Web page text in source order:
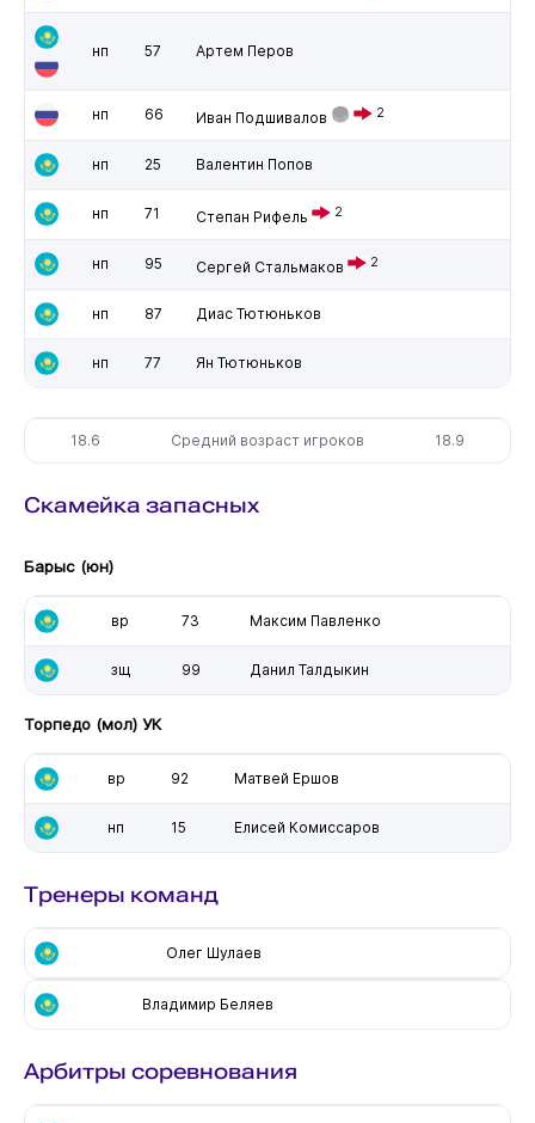
нп 57 Артем Перов
нп 66 Иван Подшивалов 2
нп 25 Валентин Попов
нп 71 Степан Рифель 2
нп 95 Сергей Стальмаков 2
нп 87 Диас Тютюньков
нп 77 Ян Тютюньков
18.6 Средний возраст игроков 18.9
Скамейка запасных
Барыс (юн)
вр 73 Максим Павленко
зщ 99 Данил Талдыкин
Торпедо (мол) УК
вр 92 Матвей Ершов
нп 15 Елисей Комиссаров
Тренеры команд
Олег Шулаев
Владимир Беляев
Арбитры соревнования